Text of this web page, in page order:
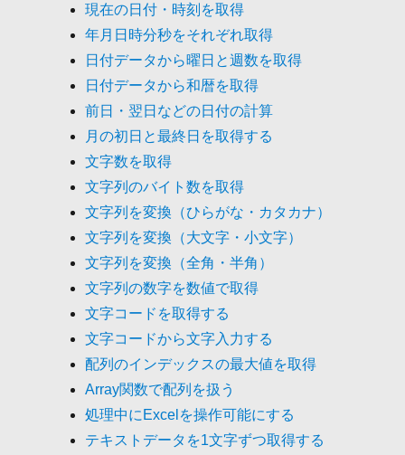
現在の日付・時刻を取得
年月日時分秒をそれぞれ取得
日付データから曜日と週数を取得
日付データから和暦を取得
前日・翌日などの日付の計算
月の初日と最終日を取得する
文字数を取得
文字列のバイト数を取得
文字列を変換（ひらがな・カタカナ）
文字列を変換（大文字・小文字）
文字列を変換（全角・半角）
文字列の数字を数値で取得
文字コードを取得する
文字コードから文字入力する
配列のインデックスの最大値を取得
Array関数で配列を扱う
処理中にExcelを操作可能にする
テキストデータを1文字ずつ取得する